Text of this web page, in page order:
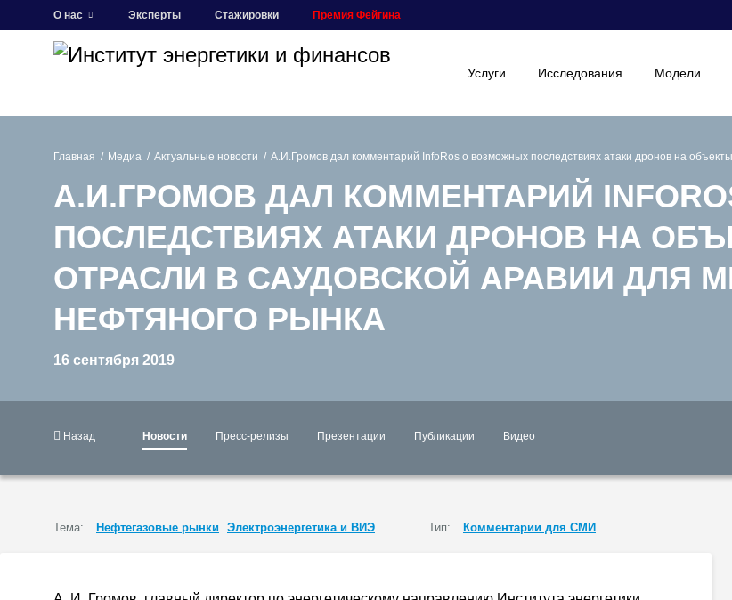
О нас Эксперты Стажировки Премия Фейгина
Услуги Исследования Модели
Главная Медиа Актуальные новости А.И.Громов дал комментарий InfoRos о возможных последствиях атаки дронов на
А.И.ГРОМОВ ДАЛ КОММЕНТАРИЙ
ПОСЛЕДСТВИЯХ АТАКИ ДРОНОВ НА
ОТРАСЛИ В САУДОВСКОЙ АРАВИИ ДЛЯ
НЕФТЯНОГО РЫНКА
16 сентября 2019
Назад Новости Пресс-релизы Презентации Публикации Видео
Тема: Нефтегазовые рынки Электроэнергетика и ВИЭ Тип: Комментарии для СМИ